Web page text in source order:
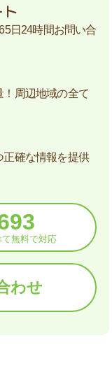
日24時間お問い合
周辺地域の全て
正確な情報を提供
無料で対応
わせ